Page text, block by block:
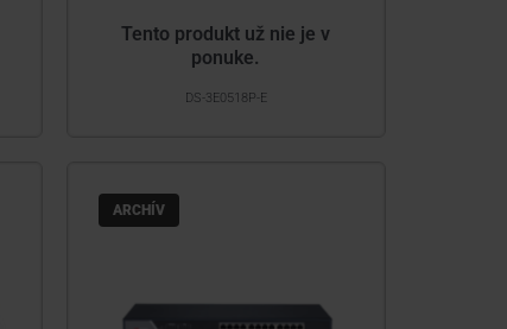
Tento produkt už nie je v
ponuke.
DS-3E0518P-E
ARCHÍV